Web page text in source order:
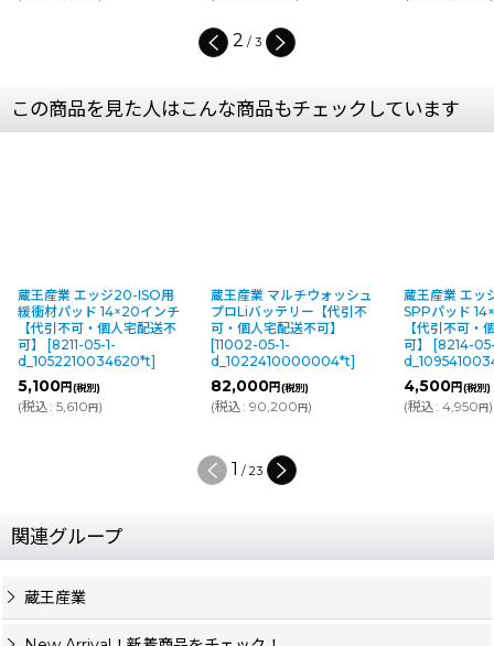
2 / 3
この商品を見た人はこんな商品もチェックしています
蔵王産業 エッジ20-ISO用
緩衝材パッド 14×20インチ
【代引不可・個人宅配送不
可】
[8211-05-1-
d_1052210034620*t]
5,100円(税別)
(税込: 5,610円)
蔵王産業 マルチウォッシュ
プロLiバッテリー【代引不
可・個人宅配送不可】
[11002-05-1-
d_1022410000004*t]
82,000円(税別)
(税込: 90,200円)
蔵王産業 エッ
SPPパッド
【代引不可・
可】
[8214-
4,500円(税別)
(税込: 4,950円)
1 / 23
関連グループ
蔵王産業